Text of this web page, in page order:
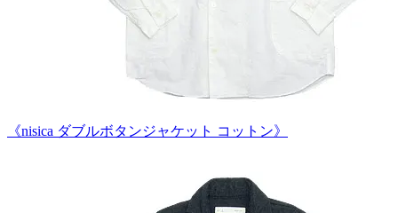
《nisica ダブルボタンジャケット コットン》